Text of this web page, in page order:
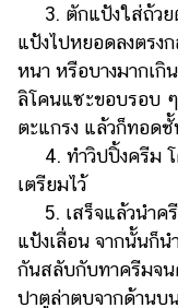
3. ตักแป้งใส่ถ้วย
แป้งไปหยอดลงตรง
หนา หรือบางมากเ
ลิโคนแซะขอบรอบ
ตะแกรง แล้วก็ทอด
4. ทำวิปปิ้งครีม โ
เตรียมไว้
5. เสร็จแล้วนำครี
แป้งเลื่อน จากนั้นก็
กันสลับกับทาครีมจน
ปาตูล่าตบจากด้านบ